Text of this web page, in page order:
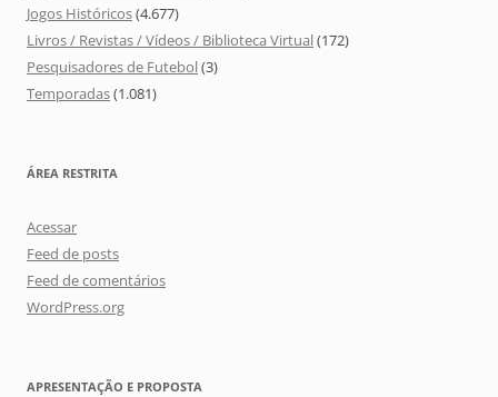
Jogos Históricos(4.677)
Livros / Revistas / Vídeos / Biblioteca Virtual(172)
Pesquisadores de Futebol(3)
Temporadas(1.081)
ÁREA RESTRITA
Acessar
Feed de posts
Feed de comentários
WordPress.org
APRESENTAÇÃO E PROPOSTA